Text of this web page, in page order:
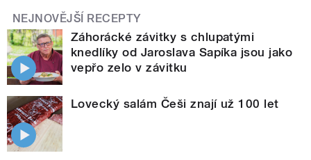
NEJNOVĚJŠÍ RECEPTY
Záhorácké závitky s chlupatými
knedlíky od Jaroslava Sapíka jsou jako
vepřo zelo v závitku
Lovecký salám Češi znají už 100 let